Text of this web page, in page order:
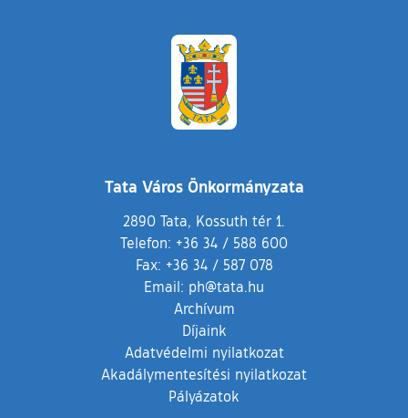
Tata Város Önkormányzata
2890 Tata, Kossuth tér 1.
Telefon: +36 34 / 588 600
Fax: +36 34 / 587 078
Email: ph@tata.hu
Archívum(külső hivatkozás)
Díjaink
Adatvédelmi nyilatkozat
Akadálymentesítési nyilatkozat
Pályázatok